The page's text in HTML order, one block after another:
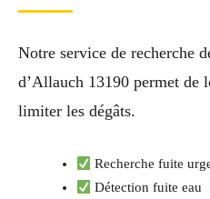
Notre service de recherche
d’Allauch 13190 permet de
limiter les dégâts.
Recherche fuite
Détection fuite eau